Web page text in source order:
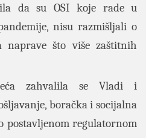
da su OSI koje rade u
nisu razmišljali o
naprave što više zaštitnih
zahvalila se Vladi i
boračka i socijalna
postavljenom regulatornom